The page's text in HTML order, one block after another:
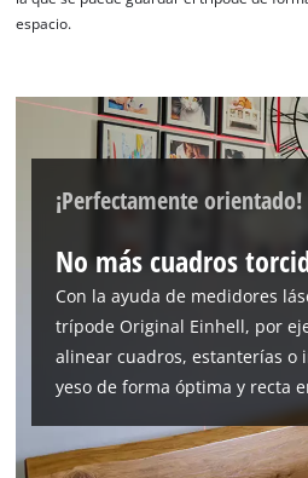
¡Necesitamos
cargar el
This content is
to trackers that
visitor. The
the site with their
to the list of
Powered by
espacio.
¡Perfectamente orientado!
No más cuadros
Con la ayuda de medidores
trípode Original Einhell, por
alinear cuadros, estanterías o
yeso de forma óptima y recta